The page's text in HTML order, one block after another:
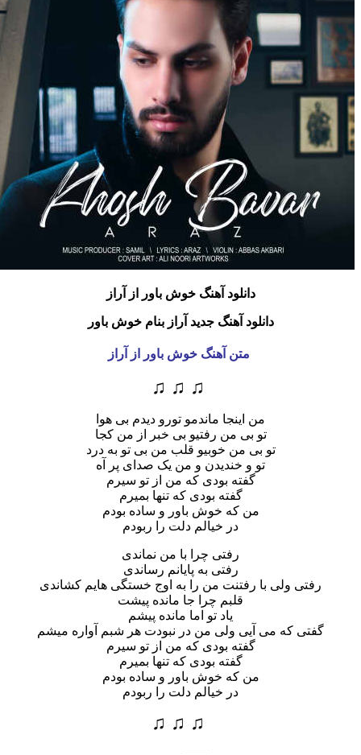
دانلود آهنگ خوش باوراز آراز
دانلود آهنگ جدید آراز بنام خوش باور
متن آهنگ خوش باور از آراز
♫ ♫ ♫
من اینجا ماندمو تورو دیدم بی هوا
تو بی من رفتیو بی خبر از من کجا
تو بی من خوبیو قلب من بی تو به درد
تو و خندیدن و من یک صدای پر آه
گفته بودی که من از تو سیرم
گفته بودی که تنها بمیرم
من که خوش باور و ساده بودم
در خیالم دلت را ربودم
رفتی چرا با من نماندی
رفتی به پایانم رساندی
رفتی ولی با رفتنت من را به اوج خستگی هایم کشاندی
قلبم چرا جا مانده پیشت
یاد تو اما مانده پیشم
گفتی که می آیی ولی من در نبودت هر شبم آواره میشم
گفته بودی که من از تو سیرم
گفته بودی که تنها بمیرم
من که خوش باور و ساده بودم
در خیالم دلت را ربودم
♫ ♫ ♫